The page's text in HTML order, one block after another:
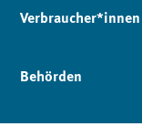
Verbraucher*innen
Behörden